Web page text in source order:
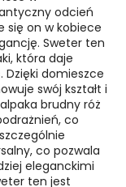
odcień
się on w kobiece
Sweter ten
która daje
Dzięki domieszce
swój kształt i
brudny róż
co
co pozwala
eleganckimi
ten jest